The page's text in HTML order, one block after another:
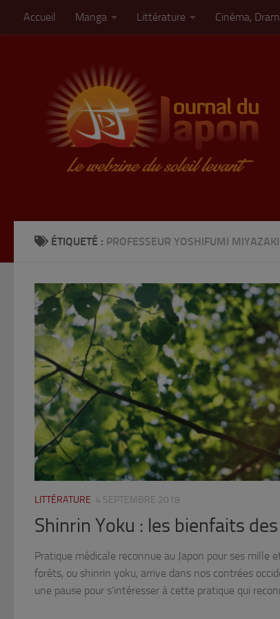
Skip to content
Accueil Manga Littérature Cinéma,
ÉTIQUETÉ : PROFESSEUR YOSHIFUMI MIYAZAKI
LITTÉRATURE 4 SEPTEMBRE 2018
Shinrin Yoku : les bienfaits
Pratique médicale reconnue au Japon pour ses mille
forêts, ou shinrin yoku, arrive dans nos contrées
une pause pour s’intéresser à cette pratique qui